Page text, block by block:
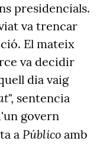
presidencials.
va trencar
El mateix
va decidir
dia vaig
", sentencia
govern
a Público amb